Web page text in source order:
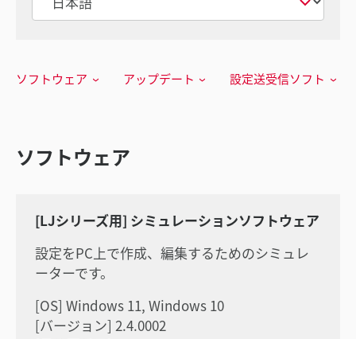
ソフトウェア アップデート 設定送受信ソフト
ソフトウェア
[LJシリーズ用] シミュレーションソフトウェア
設定をPC上で作成、編集するためのシミュレ
ーターです。
[OS] Windows 11, Windows 10
[バージョン] 2.4.0002